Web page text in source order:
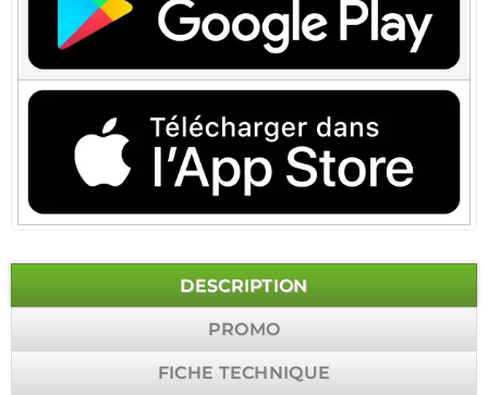
DESCRIPTION
PROMO
FICHE TECHNIQUE